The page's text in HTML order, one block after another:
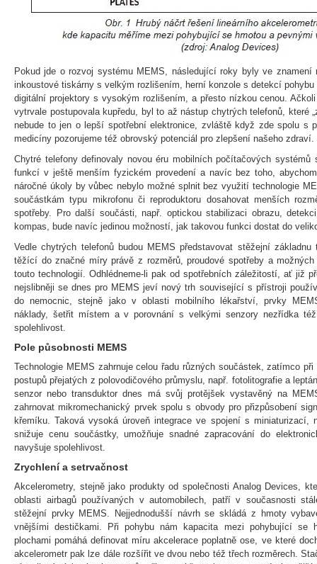
Pokud jde o rozvoj systému MEMS, následující roky byly ve
inkoustové tiskárny s velkým rozlišením, herní konzole s detekcí pohybu
digitální projektory s vysokým rozlišením, a přesto nízkou cenou.
vytrvale postupovala kupředu, byl to až nástup chytrých telefonů, které
nebude to jen o lepší spotřební elektronice, zvláště když zde spolu s
medicíny pozorujeme též obrovský potenciál pro zlepšení našeho zdraví.
Chytré telefony definovaly novou éru mobilních počítačových
funkcí v ještě menším fyzickém provedení a navíc bez toho,
náročné úkoly by vůbec nebylo možné splnit bez využití technologie
součástkám typu mikrofonu či reproduktoru dosahovat menších
spotřeby. Pro další součásti, např. optickou stabilizaci obrazu,
kompas, bude navíc jedinou možností, jak takovou funkci dostat do
Vedle chytrých telefonů budou MEMS představovat stěžejní základnu
těžící do značné míry právě z rozměrů, proudové spotřeby a
touto technologií. Odhlédneme-li pak od spotřebních záležitostí, ať již
nejslibněji se dnes pro MEMS jeví nový trh související s přístroji
do nemocnic, stejně jako v oblasti mobilního lékařství, prvky
náklady, šetřit místem a v porovnání s velkými senzory nezřídka
spolehlivost.
Pole působnosti MEMS
Technologie MEMS zahrnuje celou řadu různých součástek, zatímco
postupů přejatých z polovodičového průmyslu, např. fotolitografie a
senzor nebo transduktor dnes má svůj protějšek vystavěný na
zahrnovat mikromechanický prvek spolu s obvody pro přizpůsobení
křemíku. Taková vysoká úroveň integrace ve spojení s miniaturizací,
snižuje cenu součástky, umožňuje snadné zapracování do
navyšuje spolehlivost.
Zrychlení a setrvačnost
Akcelerometry, stejně jako produkty od společnosti Analog Devices,
oblasti airbagů používaných v automobilech, patří v současnosti
stěžejní prvky MEMS. Nejjednodušší návrh se skládá z hmoty
vnějšími destičkami. Při pohybu nám kapacita mezi pohybující se
plochami pomáhá definovat míru akcelerace poplatně ose, ve které
akcelerometr pak lze dále rozšířit ve dvou nebo též třech rozměrech.